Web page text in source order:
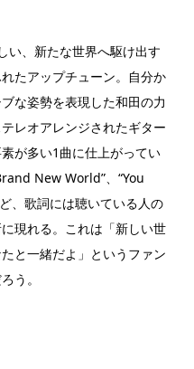
い、新たな世界へ駆け出す
たアップチューン。自分か
な姿勢を表現した和田の力
レオアレンジされたギター
が多い1曲に仕上がってい
New World”、“You
、歌詞には聴いている人の
現れる。これは「新しい世
と一緒だよ」というファン
う。